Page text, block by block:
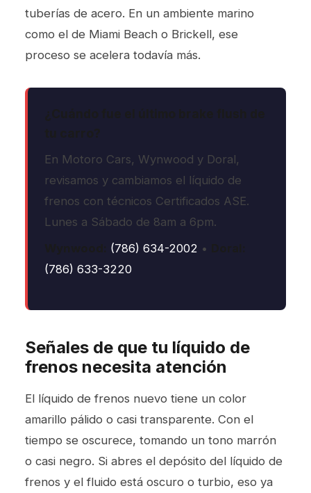
tuberías de acero. En un ambiente marino
como el de Miami Beach o Brickell, ese
proceso se acelera todavía más.
En Motoro Cars, Wynwood y Doral,
revisamos y cambiamos el líquido de
frenos con técnicos Certificados ASE.
Lunes a Sábado de 8am a 6pm.
(786) 634-2002 •
(786) 633-3220
Señales de que tu líquido de
frenos necesita atención
El líquido de frenos nuevo tiene un color
amarillo pálido o casi transparente. Con el
tiempo se oscurece, tomando un tono marrón
o casi negro. Si abres el depósito del líquido de
frenos y el fluido está oscuro o turbio, eso ya